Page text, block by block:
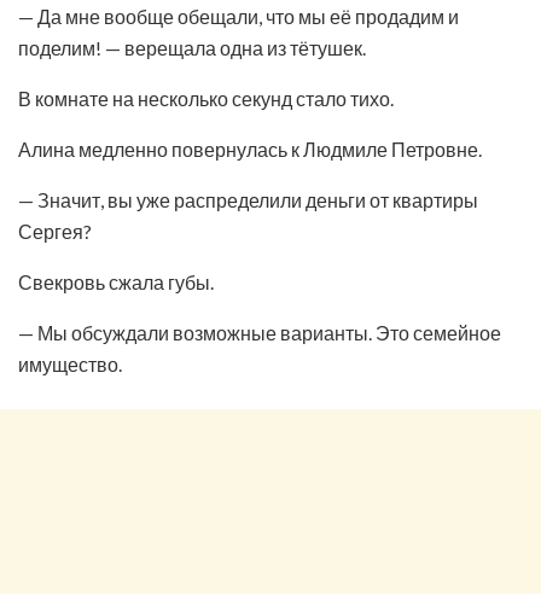
— Да мне вообще обещали, что мы её продадим и
поделим! — верещала одна из тётушек.
В комнате на несколько секунд стало тихо.
Алина медленно повернулась к Людмиле Петровне.
— Значит, вы уже распределили деньги от квартиры
Сергея?
Свекровь сжала губы.
— Мы обсуждали возможные варианты. Это семейное
имущество.